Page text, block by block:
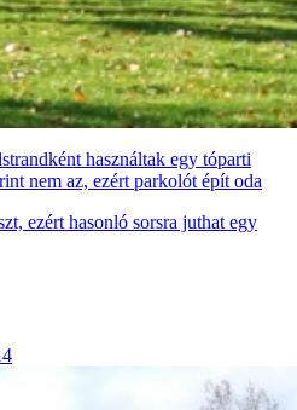
használtak egy tóparti
nem az, ezért parkolót épít oda
ezért hasonló sorsra juthat egy